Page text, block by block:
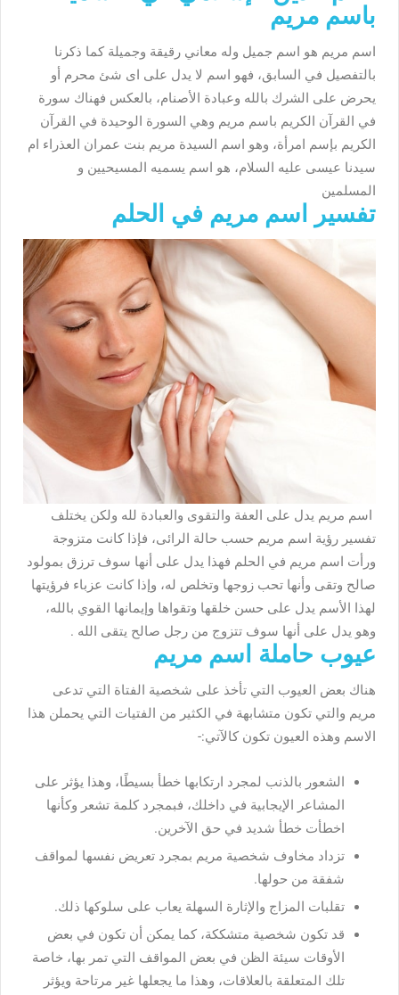
باسم مريم
اسم مريم هو اسم جميل وله معاني رقيقة وجميلة كما ذكرنا
بالتفصيل في السابق، فهو اسم لا يدل على اى شئ محرم أو
يحرض على الشرك بالله وعبادة الأصنام، بالعكس فهناك سورة
في القرآن الكريم باسم مريم وهي السورة الوحيدة في القرآن
الكريم بإسم امرأة، وهو اسم السيدة مريم بنت عمران العذراء ام
سيدنا عيسى عليه السلام، هو اسم يسميه المسيحيين و
المسلمين
تفسير اسم مريم في الحلم
اسم مريم يدل على العفة والتقوى والعبادة لله ولكن يختلف
تفسير رؤية اسم مريم حسب حالة الرائى، فإذا كانت متزوجة
ورأت اسم مريم في الحلم فهذا يدل على أنها سوف ترزق بمولود
صالح وتقى وأنها تحب زوجها وتخلص له، وإذا كانت عزباء فرؤيتها
لهذا الأسم يدل على حسن خلقها وتقواها وإيمانها القوي بالله،
وهو يدل على أنها سوف تتزوج من رجل صالح يتقى الله .
عيوب حاملة اسم مريم
هناك بعض العيوب التي تأخذ على شخصية الفتاة التي تدعى
مريم والتي تكون متشابهة في الكثير من الفتيات التي يحملن هذا
الاسم وهذه العيون تكون كالآتي:-
الشعور بالذنب لمجرد ارتكابها خطأ بسيطًا، وهذا يؤثر على
المشاعر الإيجابية في داخلك، فبمجرد كلمة تشعر وكأنها
اخطأت خطأ شديد في حق الآخرين.
تزداد مخاوف شخصية مريم بمجرد تعريض نفسها لمواقف
شفقة من حولها.
تقلبات المزاج والإثارة السهلة يعاب على سلوكها ذلك.
قد تكون شخصية متشككة، كما يمكن أن تكون في بعض
الأوقات سيئة الظن في بعض المواقف التي تمر بها، خاصة
تلك المتعلقة بالعلاقات، وهذا ما يجعلها غير مرتاحة ويؤثر